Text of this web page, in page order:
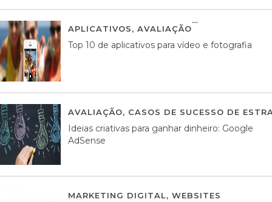
APLICATIVOS, AVALIAÇÃO
Top 10 de aplicativos para vídeo e fotografia
AVALIAÇÃO, CASOS DE SUCESSO DE
Ideias criativas para ganhar dinheiro: Google
AdSense
MARKETING DIGITAL, WEBSITES